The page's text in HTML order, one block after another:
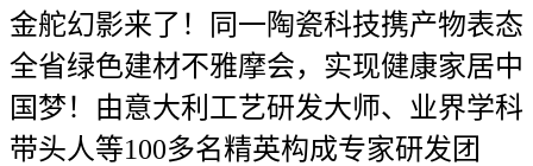
金舵幻影来了！同一陶瓷科技携产物表态
全省绿色建材不雅摩会，实现健康家居中
国梦！由意大利工艺研发大师、业界学科
带头人等100多名精英构成专家研发团